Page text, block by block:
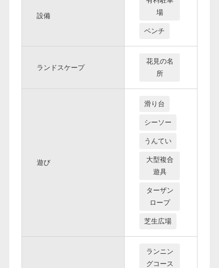
設備
場
ベンチ
ランドスケープ
花見の名
所
遊び
滑り台
シーソー
うんてい
大型複合
遊具
ターザン
ロープ
芝生広場
ランニン
グコース